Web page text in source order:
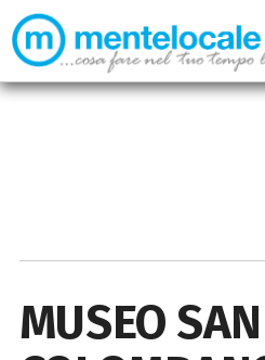
MUSEO SAN